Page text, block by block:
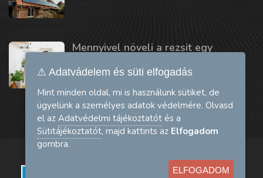
Mennyivel növeli a rezsit egy
A bankkártyás fizetést a Barion.com biztosítja:
⚠ Adatvádelem és süti elfogadás
Mint minden oldal, mi is használunk sütiket, de
ügyelünk a személyes adatok védelmére. Olvasd
el az Adatvédelmi tájékoztatót és a
Sütitájékoztatót, majd kattints az Elfogadom
gombra.
ELFOGADOM